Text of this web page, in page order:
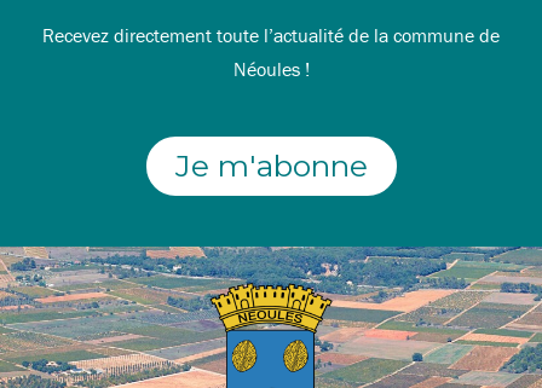
Recevez directement toute l’actualité de la commune de
Néoules !
Je m'abonne